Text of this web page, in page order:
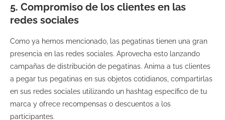
5. Compromiso de los clientes en las
redes sociales
Como ya hemos mencionado, las pegatinas tienen una gran
presencia en las redes sociales. Aprovecha esto lanzando
campañas de distribución de pegatinas. Anima a tus clientes
a pegar tus pegatinas en sus objetos cotidianos, compartirlas
en sus redes sociales utilizando un hashtag específico de tu
marca y ofrece recompensas o descuentos a los
participantes.